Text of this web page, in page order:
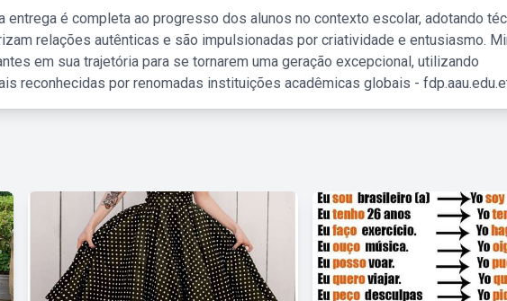
entrega é completa ao progresso dos alunos no contexto escolar, adotando
relações autênticas e são impulsionadas por criatividade e entusiasmo.
em sua trajetória para se tornarem uma geração excepcional, utilizando
reconhecidas por renomadas instituições acadêmicas globais -